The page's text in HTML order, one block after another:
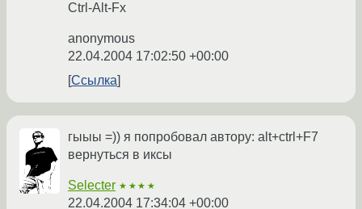
Ctrl-Alt-Fx
anonymous
22.04.2004 17:02:50 +00:00
Ссылка
гыыы =)) я попробовал автору: alt+ctrl+F7
вернуться в иксы
Selecter ★★★★
22.04.2004 17:34:04 +00:00